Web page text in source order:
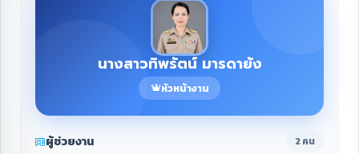
นางสาวทิพรัตน์ มารดายัง
หัวหน้างาน
ผู้ช่วยงาน 2 คน